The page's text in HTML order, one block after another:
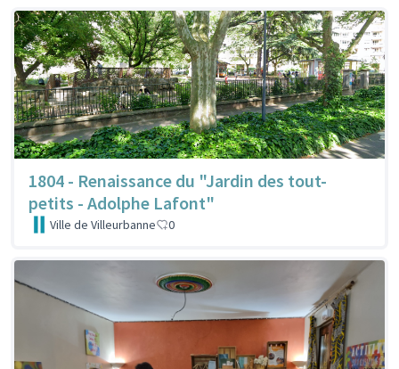
1804 - Renaissance du "Jardin des tout-
petits - Adolphe Lafont"
Ville de Villeurbanne 0